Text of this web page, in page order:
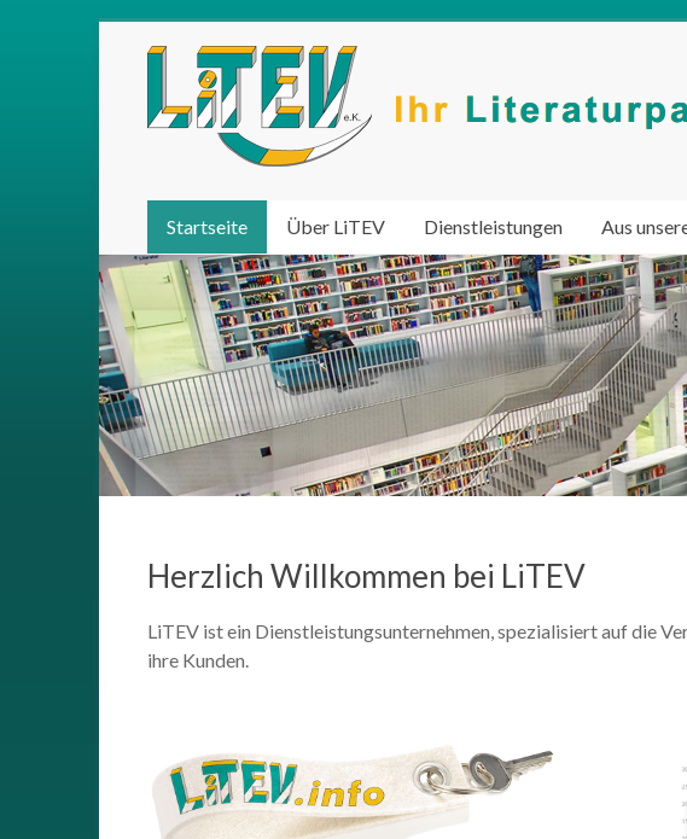
Startseite Über LiTEV Dienstleistungen Aus
Herzlich Willkommen bei LiTEV
LiTEV ist ein Dienstleistungsunternehmen, spezialisiert auf die
ihre Kunden.